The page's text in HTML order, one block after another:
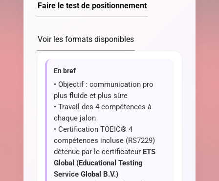
Faire le test de positionnement
Voir les formats disponibles
En bref
• Objectif : communication pro
plus fluide et plus sûre
• Travail des 4 compétences à
chaque jalon
• Certification TOEIC® 4
compétences incluse (RS7229)
détenue par le certificateur ETS
Global (Educational Testing
Service Global B.V.)